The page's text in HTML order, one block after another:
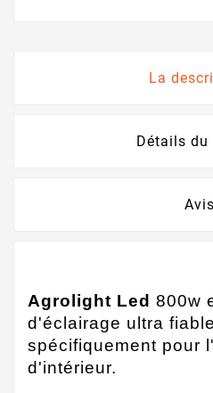
La
Détails
Avis
Agrolight Led 800w
d'éclairage ultra
spécifiquement pour
d'intérieur.